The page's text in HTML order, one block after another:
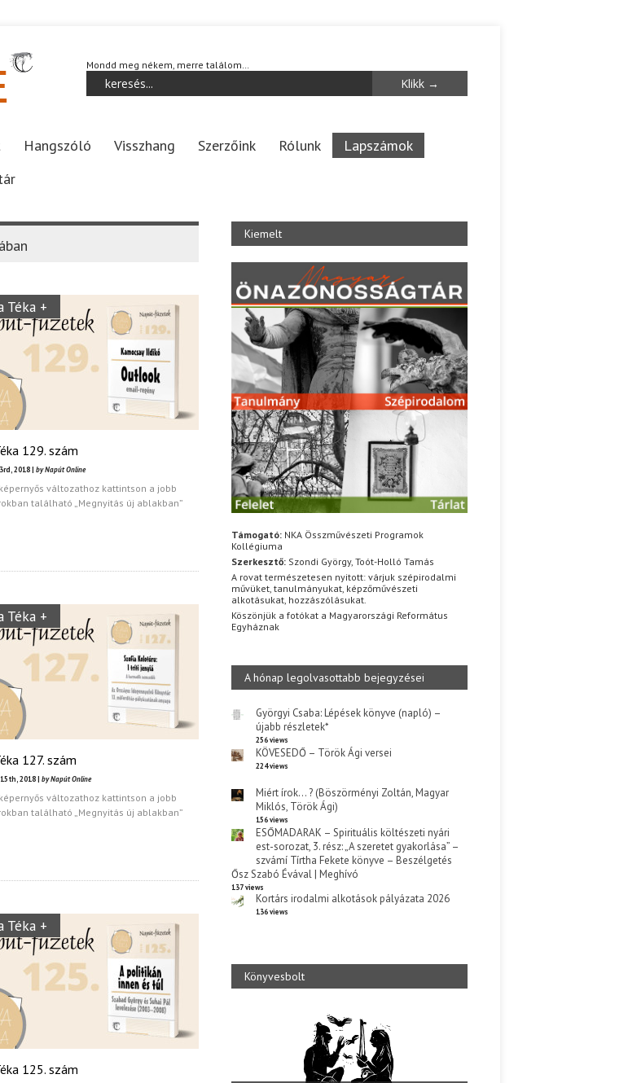
Mondd meg nékem, merre találom…
Hangszóló Visszhang Szerzőink Rólunk
Lapszámok
Téka +
129. szám
2018 | by Napút Online
változathoz kattintson a jobb
található „Megnyitás új ablakban”
Téka +
127. szám
2018 | by Napút Online
változathoz kattintson a jobb
található „Megnyitás új ablakban”
Téka +
125. szám
Kiemelt
Támogató: NKA Összművészeti Programok
Kollégiuma
Szerkesztő: Szondi György, Toót-Holló Tamás
A rovat természetesen nyitott: várjuk szépirodalmi
művüket, tanulmányukat, képzőművészeti
alkotásukat, hozzászólásukat.
Köszönjük a fotókat a Magyarországi Református
Egyháznak
A hónap legolvasottabb bejegyzései
Györgyi Csaba: Lépések könyve (napló) –
újabb részletek*
256 views
KÖVESEDŐ – Török Ági versei
224 views
Miért írok… ? (Böszörményi Zoltán, Magyar
Miklós, Török Ági)
156 views
ESŐMADARAK – Spirituális költészeti nyári
est-sorozat, 3. rész: „A szeretet gyakorlása” –
szvámí Tírtha Fekete könyve – Beszélgetés
Ősz Szabó Évával | Meghívó
137 views
Kortárs irodalmi alkotások pályázata 2026
136 views
Könyvesbolt